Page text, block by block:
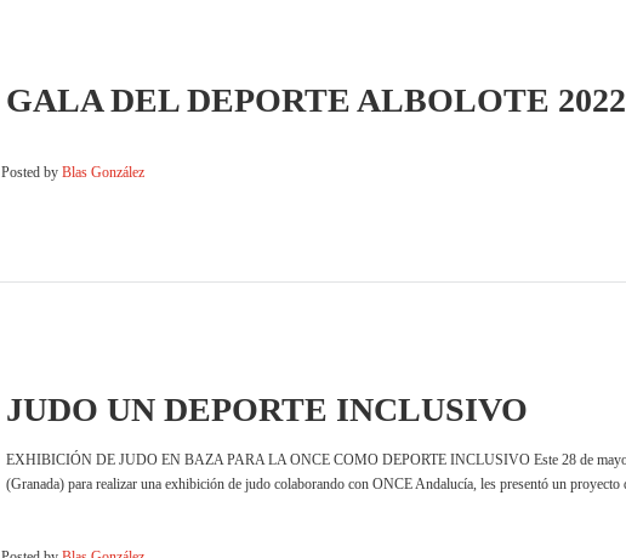
GALA DEL DEPORTE ALBOLOTE 2022
Posted by Blas González
JUDO UN DEPORTE INCLUSIVO
EXHIBICIÓN DE JUDO EN BAZA PARA LA ONCE COMO DEPORTE INCLUSIVO Este 28 de mayo
(Granada) para realizar una exhibición de judo colaborando con ONCE Andalucía, les presentó un